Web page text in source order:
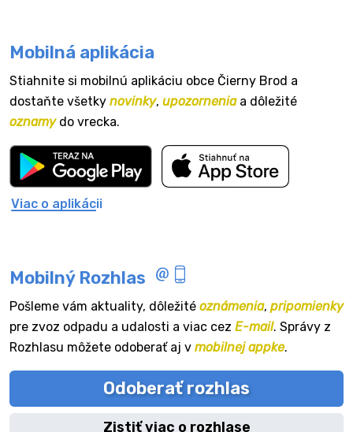
Mobilná aplikácia
Stiahnite si mobilnú aplikáciu obce Čierny Brod a
dostaňte všetky novinky, upozorneniaa dôležité
oznamydo vrecka.
Viac o aplikácii
Mobilný Rozhlas
Pošleme vám aktuality, dôležité oznámenia, pripomienky
pre zvoz odpadu a udalosti a viac cez E-mail. Správy z
Rozhlasu môžete odoberať aj v mobilnej appke.
Odoberať rozhlas
Zistiť viac o rozhlase